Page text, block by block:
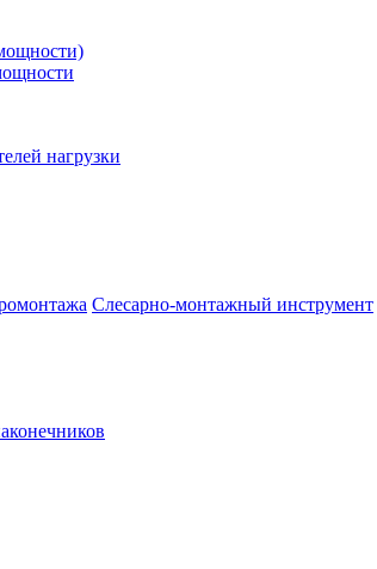
нагрузки
Слесарно-монтажный инструмент